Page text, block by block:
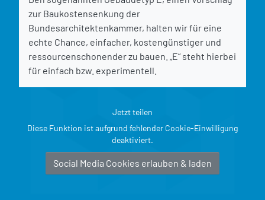
zur Baukostensenkung der
Bundesarchitektenkammer, halten wir für eine
echte Chance, einfacher, kostengünstiger und
ressourcenschonender zu bauen. „E“ steht hierbei
für einfach bzw. experimentell.
Jetzt teilen
Diese Funktion ist aufgrund fehlender Cookie-Einwilligung
deaktiviert.
Social Media Cookies erlauben & laden